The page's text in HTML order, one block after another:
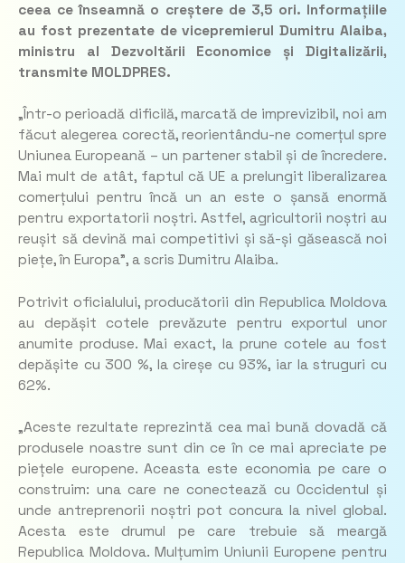
ceea ce înseamnă o creștere de 3,5 ori. Informațiile
au fost prezentate de vicepremierul Dumitru Alaiba,
ministru al Dezvoltării Economice și Digitalizării,
transmite MOLDPRES.
„Într-o perioadă dificilă, marcată de imprevizibil, noi am
făcut alegerea corectă, reorientându-ne comerțul spre
Uniunea Europeană – un partener stabil și de încredere.
Mai mult de atât, faptul că UE a prelungit liberalizarea
comerțului pentru încă un an este o șansă enormă
pentru exportatorii noștri. Astfel, agricultorii noștri au
reușit să devină mai competitivi și să-și găsească noi
piețe, în Europa”, a scris Dumitru Alaiba.
Potrivit oficialului, producătorii din Republica Moldova
au depășit cotele prevăzute pentru exportul unor
anumite produse. Mai exact, la prune cotele au fost
depășite cu 300 %, la cireșe cu 93%, iar la struguri cu
62%.
„Aceste rezultate reprezintă cea mai bună dovadă că
produsele noastre sunt din ce în ce mai apreciate pe
piețele europene. Aceasta este economia pe care o
construim: una care ne conectează cu Occidentul și
unde antreprenorii noștri pot concura la nivel global.
Acesta este drumul pe care trebuie să meargă
Republica Moldova. Mulțumim Uniunii Europene pentru